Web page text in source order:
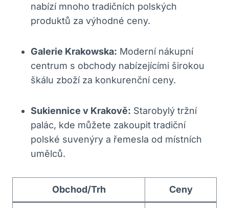
nabízí mnoho tradičních polských
produktů za výhodné ceny.
Galerie Krakowska: Moderní nákupní
centrum s obchody nabízejícími širokou
škálu zboží za konkurenční ceny.
Sukiennice v Krakově: Starobylý tržní
palác, kde můžete zakoupit tradiční
polské suvenýry a řemesla od místních
umělců.
Obchod/Trh Ceny